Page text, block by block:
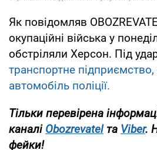
Як повідомляв
окупаційні війська у
обстріляли Херсон. Під
транспортне
автомобіль поліції.
Тільки перевірена
каналі Obozrevatel та Viber.
фейки!